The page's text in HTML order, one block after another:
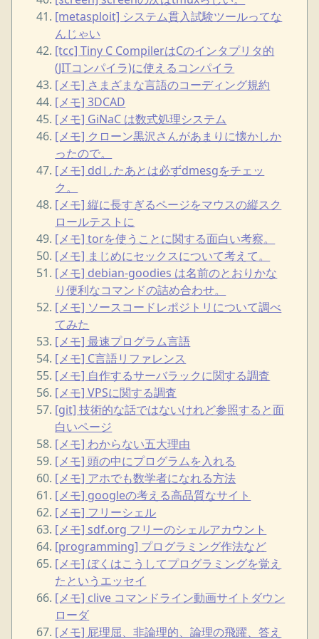
[metasploit] システム貫入試験ツールってな
んじゃい
[tcc] Tiny C CompilerはCのインタプリタ的
(JITコンパイラ)に使えるコンパイラ
[メモ] さまざまな言語のコーディング規約
[メモ] 3DCAD
[メモ] GiNaC は数式処理システム
[メモ] クローン黒沢さんがあまりに懐かしか
ったので。
[メモ] ddしたあとは必ずdmesgをチェッ
ク。
[メモ] 縦に長すぎるページをマウスの縦スク
ロールテストに
[メモ] torを使うことに関する面白い考察。
[メモ] まじめにセックスについて考えて。
[メモ] debian-goodies は名前のとおりかな
り便利なコマンドの詰め合わせ。
[メモ] ソースコードレポジトリについて調べ
てみた
[メモ] 最速プログラム言語
[メモ] C言語リファレンス
[メモ] 自作するサーバラックに関する調査
[メモ] VPSに関する調査
[git] 技術的な話ではないけれど参照すると面
白いページ
[メモ] わからない五大理由
[メモ] 頭の中にプログラムを入れる
[メモ] アホでも数学者になれる方法
[メモ] googleの考える高品質なサイト
[メモ] フリーシェル
[メモ] sdf.org フリーのシェルアカウント
[programming] プログラミング作法など
[メモ] ぼくはこうしてプログラミングを覚え
たというエッセイ
[メモ] clive コマンドライン動画サイトダウン
ローダ
[メモ] 屁理屈、非論理的、論理の飛躍、答え